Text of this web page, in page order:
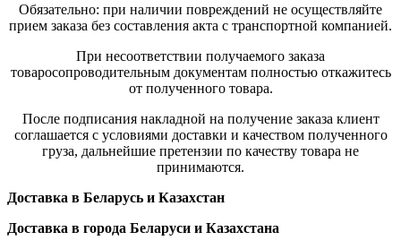
Обязательно: при наличии повреждений не осуществляйте
прием заказа без составления акта с транспортной компанией.
При несоответствии получаемого заказа
товаросопроводительным документам полностью откажитесь
от полученного товара.
После подписания накладной на получение заказа клиент
соглашается с условиями доставки и качеством полученного
груза, дальнейшие претензии по качеству товара не
принимаются.
Доставка в Беларусь и Казахстан
Доставка в города Беларуси и Казахстана